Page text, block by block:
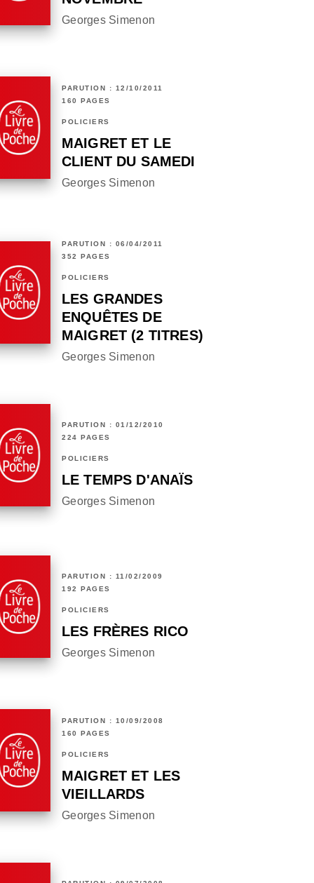
Georges Simenon
PARUTION : 12/10/2011
160 PAGES
POLICIERS
MAIGRET ET LE
CLIENT DU SAMEDI
Georges Simenon
PARUTION : 06/04/2011
352 PAGES
POLICIERS
LES GRANDES
ENQUÊTES DE
MAIGRET (2 TITRES)
Georges Simenon
PARUTION : 01/12/2010
224 PAGES
POLICIERS
LE TEMPS D'ANAÏS
Georges Simenon
PARUTION : 11/02/2009
192 PAGES
POLICIERS
LES FRÈRES RICO
Georges Simenon
PARUTION : 10/09/2008
160 PAGES
POLICIERS
MAIGRET ET LES
VIEILLARDS
Georges Simenon